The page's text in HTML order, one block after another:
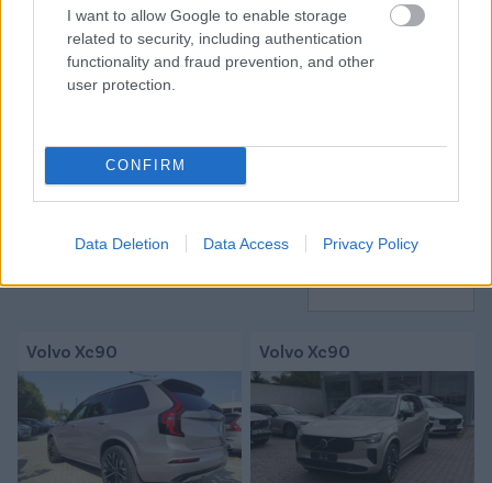
I want to allow Google to enable storage
related to security, including authentication
functionality and fraud prevention, and other
user protection.
CONFIRM
Data Deletion Data Access Privacy Policy
Tetszett a cikk? Megosztanád?
CÍMKÉK: #MAGYAR FOCI #NB I
#ÁTIGAZOLÁSOK
#ETO FC GYŐR
#STEFAN VLADOIU
Volvo Xc90 Volvo Xc90